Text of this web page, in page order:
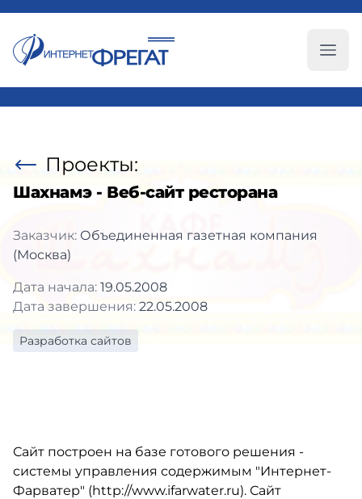
Проекты:
Шахнамэ - Веб-сайт ресторана
Заказчик: Объединенная газетная компания
(Москва)
Дата начала: 19.05.2008
Дата завершения: 22.05.2008
Разработка сайтов
Сайт построен на базе готового решения -
системы управления содержимым "Интернет-
Фарватер" (http://www.ifarwater.ru). Сайт